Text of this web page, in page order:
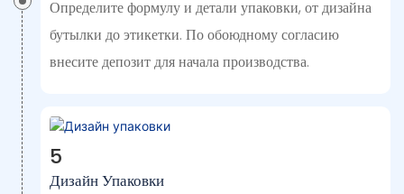
Определите формулу и детали упаковки, от дизайна
бутылки до этикетки. По обоюдному согласию
внесите депозит для начала производства.
5
Дизайн Упаковки